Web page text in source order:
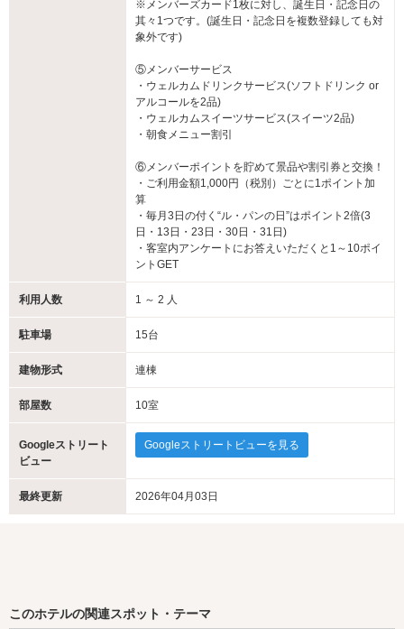
※メンバーズカード1枚に対し、誕生日・記念日の
其々1つです。(誕生日・記念日を複数登録しても対
象外です)
⑤メンバーサービス
・ウェルカムドリンクサービス(ソフトドリンク or
アルコールを2品)
・ウェルカムスイーツサービス(スイーツ2品)
・朝食メニュー割引
⑥メンバーポイントを貯めて景品や割引券と交換！
・ご利用金額1,000円（税別）ごとに1ポイント加
算
・毎月3日の付く“ル・パンの日”はポイント2倍(3
日・13日・23日・30日・31日)
・客室内アンケートにお答えいただくと1～10ポイ
ントGET
利用人数 1 ～ 2 人
駐車場 15台
建物形式 連棟
部屋数 10室
Googleストリート
ビュー
Googleストリートビューを見る
最終更新 2026年04月03日
このホテルの関連スポット・テーマ